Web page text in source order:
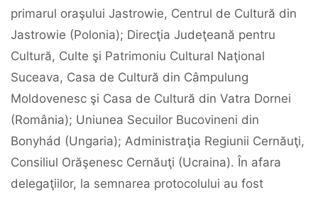
primarul oraşului Jastrowie, Centrul de Cultură din
Jastrowie (Polonia); Direcţia Judeţeană pentru
Cultură, Culte şi Patrimoniu Cultural Naţional
Suceava, Casa de Cultură din Câmpulung
Moldovenesc şi Casa de Cultură din Vatra Dornei
(România); Uniunea Secuilor Bucovineni din
Bonyhád (Ungaria); Administraţia Regiunii Cernăuţi,
Consiliul Orăşenesc Cernăuţi (Ucraina). În afara
delegaţiilor, la semnarea protocolului au fost